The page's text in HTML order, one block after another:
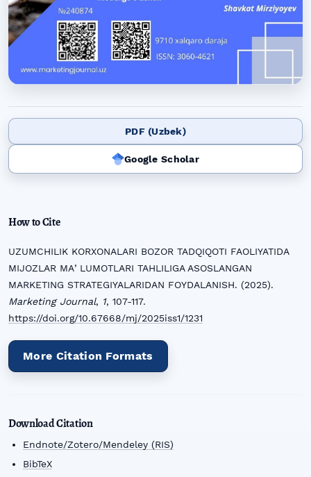
PDF (Uzbek)
Google Scholar
How to Cite
UZUMCHILIK KORXONALARI BOZOR TADQIQOTI FAOLIYATIDA
MIJOZLAR MAʼLUMOTLARI TAHLILIGA ASOSLANGAN
MARKETING STRATEGIYALARIDAN FOYDALANISH. (2025).
Marketing Journal, 1, 107-117.
https://doi.org/10.67668/mj/2025iss1/1231
More Citation Formats
Download Citation
Endnote/Zotero/Mendeley (RIS)
BibTeX